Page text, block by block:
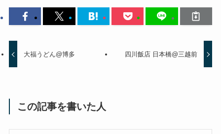
大福うどん@博多 四川飯店 日本橋@三越前
この記事を書いた人